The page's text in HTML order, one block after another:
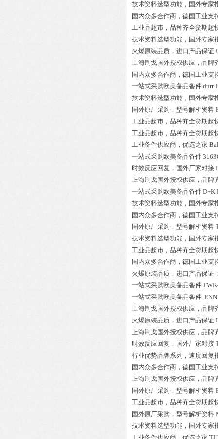
技术资料选型功能，国外专家
国内众多合作商，德国工业支
工业品超市，品种齐全货期超
技术资料选型功能，国外专家
火爆原装品质，进口产品保证
上海荆戈国外授权供应，品牌
国内众多合作商，德国工业支
一站式采购欧美备品备件 durr
技术资料选型功能，国外专家
国外原厂采购，型号解析资料
工业品超市，品种齐全货期超
工业品超市，品种齐全货期超
工业备件供应商，优选之家
一站式采购欧美备品备件
时效反应回复，国外厂家对接
上海荆戈国外授权供应，品牌
一站式采购欧美备品备件 D+K
技术资料选型功能，国外专家
国内众多合作商，德国工业支
国外原厂采购，型号解析资料
技术资料选型功能，国外专家
工业品超市，品种齐全货期超
国内众多合作商，德国工业支
火爆原装品质，进口产品保证
一站式采购欧美备品备件
一站式采购欧美备品备件
上海荆戈国外授权供应，品牌
火爆原装品质，进口产品保证
上海荆戈国外授权供应，品牌
时效反应回复，国外厂家对接
行业优势品牌系列，速度回复
国内众多合作商，德国工业支
上海荆戈国外授权供应，品牌
国外原厂采购，型号解析资料
工业品超市，品种齐全货期超
国外原厂采购，型号解析资料
技术资料选型功能，国外专家
工业备件供应商，优选之家